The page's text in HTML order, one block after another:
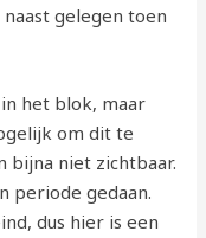
gelegen toen
het blok, maar
om dit te
bijna niet zichtbaar.
periode gedaan.
dus hier is een